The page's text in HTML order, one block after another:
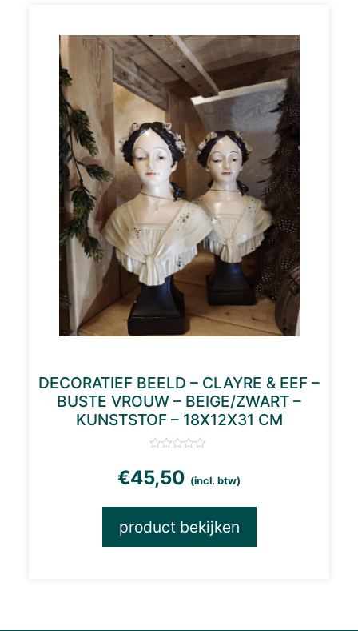
DECORATIEF BEELD – CLAYRE & EEF –
BUSTE VROUW – BEIGE/ZWART –
KUNSTSTOF – 18X12X31 CM
€45,50 (incl. btw)
product bekijken